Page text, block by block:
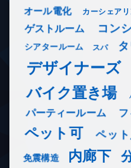
オール電化 カーシェア
ゲストルーム コン
シアタールーム スパ
デザイナーズ
バイク置き場
パーティールーム
ペット可 ペッ
免震構造 内廊下